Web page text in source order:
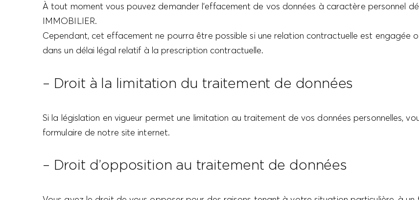
À tout moment vous pouvez demander l’effacement de vos données à caractère personnel
IMMOBILIER.
Cependant, cet effacement ne pourra être possible si une relation contractuelle est engagée
dans un délai légal relatif à la prescription contractuelle.
– Droit à la limitation du traitement de données
Si la législation en vigueur permet une limitation au traitement de vos données personnelles,
formulaire de notre site internet.
– Droit d’opposition au traitement de données